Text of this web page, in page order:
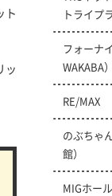
ト
ッ
トライプ
フォーナ
WAKABA）
RE/MAX
のぶちゃ
館）
MIGホー